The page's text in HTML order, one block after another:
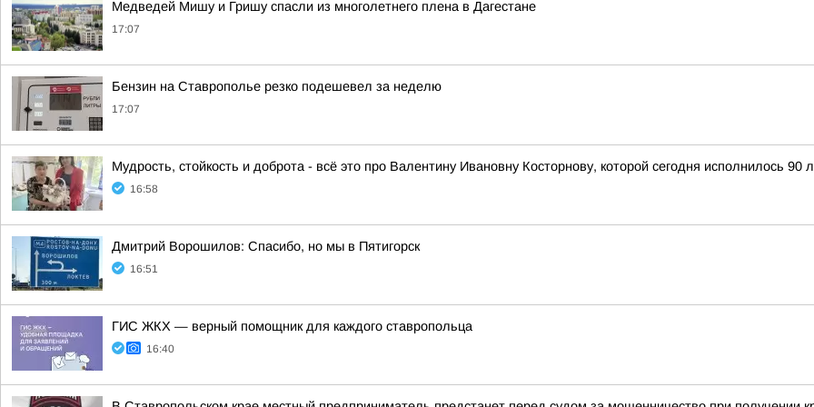
Медведей Мишу и Гришу спасли из многолетнего плена в Дагестане
17:07
Бензин на Ставрополье резко подешевел за неделю
17:07
Мудрость, стойкость и доброта - всё это про Валентину Ивановну Косторнову, которой сегодня исполнилось 90
16:58
Дмитрий Ворошилов: Спасибо, но мы в Пятигорск
16:51
ГИС ЖКХ — верный помощник для каждого ставропольца
16:40